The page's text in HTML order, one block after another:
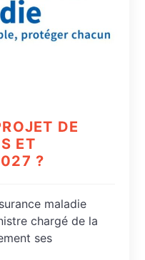
DE
ET
?
maladie
chargé de la
ses